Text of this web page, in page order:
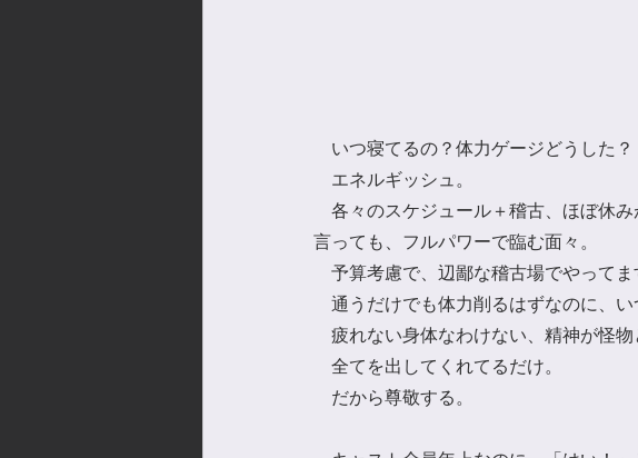
いつ寝てるの？体力ゲージどうした？
エネルギッシュ。
各々のスケジュール＋稽古、ほぼ休
言っても、フルパワーで臨む面々。
予算考慮で、辺鄙な稽古場でやってま
通うだけでも体力削るはずなのに、い
疲れない身体なわけない、精神が怪物
全てを出してくれてるだけ。
だから尊敬する。